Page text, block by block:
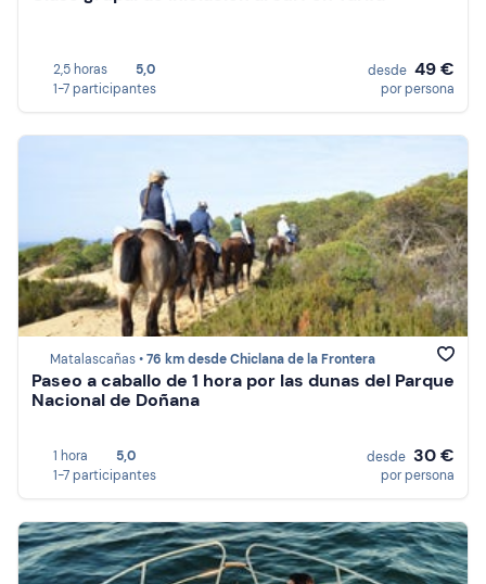
2,5 horas
5,0
1-7 participantes
desde 49 €
por persona
Matalascañas •76 km desde Chiclana de la Frontera
Paseo a caballo de 1 hora por las dunas del Parque
Nacional de Doñana
1 hora
5,0
1-7 participantes
desde 30 €
por persona